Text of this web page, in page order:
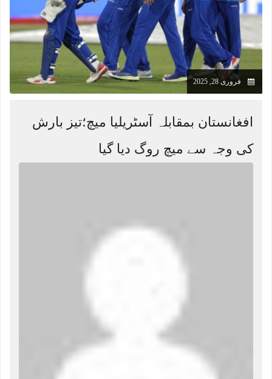
فروری 28, 2025
افغانستان بمقابلہ آسٹریلیا میچ؛تیز بارش
کی وجہ سے میچ روگ دیا گیا